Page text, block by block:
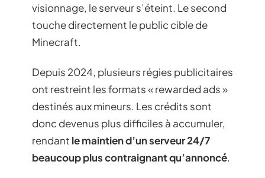
visionnage, le serveur s’éteint. Le second
touche directement le public cible de
Minecraft.
Depuis 2024, plusieurs régies publicitaires
ont restreint les formats « rewarded ads »
destinés aux mineurs. Les crédits sont
donc devenus plus difficiles à accumuler,
rendant le maintien d’un serveur 24/7
beaucoup plus contraignant qu’annoncé.